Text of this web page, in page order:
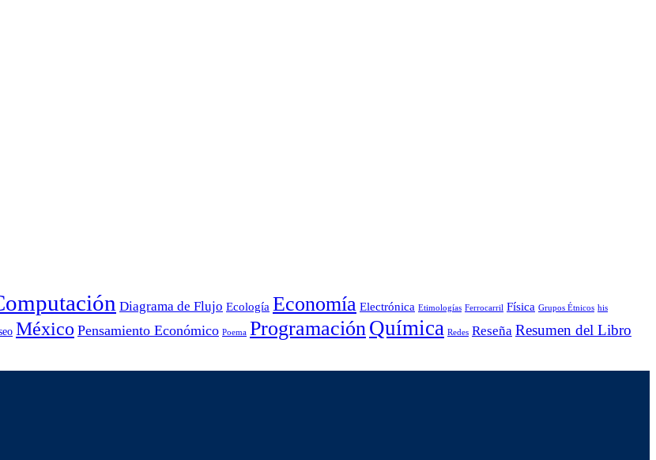
Diagrama de Flujo Ecología Economía Electrónica Etimologías Ferrocarril Física Grupos Étnicos his
México Pensamiento Económico Poema ProgramaciónQuímica Redes Reseña Resumen del Libro